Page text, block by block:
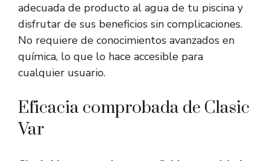
adecuada de producto al agua de tu piscina y
disfrutar de sus beneficios sin complicaciones.
No requiere de conocimientos avanzados en
química, lo que lo hace accesible para
cualquier usuario.
Eficacia comprobada de Clasic
Var